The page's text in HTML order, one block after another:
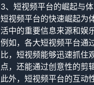
3、短视频平台的崛起与
短视频平台的快速崛起为
活中的重要信息来源和娱
例如，各大短视频平台通
比，短视频能够迅速抓住
点，还能通过创意性的剪
此外，短视频平台的互动